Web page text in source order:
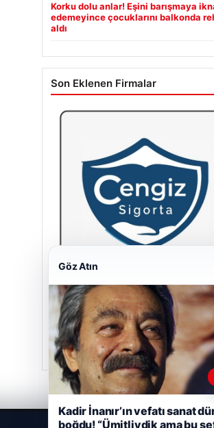
Korku dolu anlar! Eşini barışmaya
edemeyince çocuklarını balkonda
aldı
Son Eklenen Firmalar
Cengiz Sigorta
23/06/2026
Göz Atın
Kadir İnanır’ın vefatı sanat
boğdu! “Ümitliydik ama bu